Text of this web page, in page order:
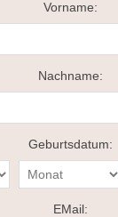
Vorname:
Nachname:
Geburtsdatum:
EMail: